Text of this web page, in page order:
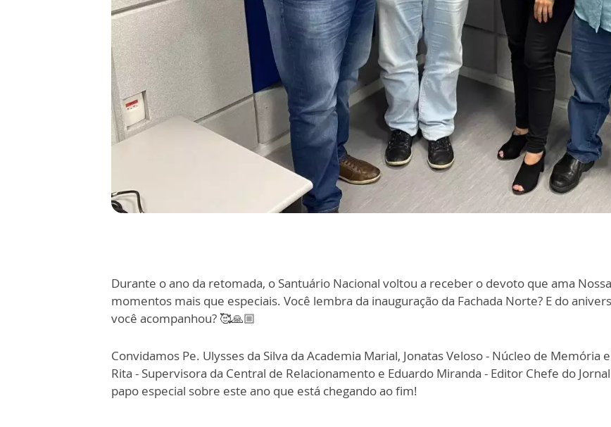
Durante o ano da retomada, o Santuário Nacional voltou a receber o devoto que ama
momentos mais que especiais. Você lembra da inauguração da Fachada Norte? E do
você acompanhou? 🥰🙏🏼
Convidamos Pe. Ulysses da Silva da Academia Marial, Jonatas Veloso - Núcleo de Memória
Rita - Supervisora da Central de Relacionamento e Eduardo Miranda - Editor Chefe do
papo especial sobre este ano que está chegando ao fim!